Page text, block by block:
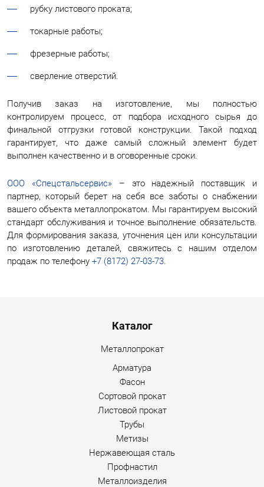
рубку листового проката;
токарные работы;
фрезерные работы;
сверление отверстий.
Получив заказ на изготовление, мы полностью
контролируем процесс, от подбора исходного сырья до
финальной отгрузки готовой конструкции. Такой подход
гарантирует, что даже самый сложный элемент будет
выполнен качественно и в оговоренные сроки.
ООО «Спецстальсервис» – это надежный поставщик и
партнер, который берет на себя все заботы о снабжении
вашего объекта металлопрокатом. Мы гарантируем высокий
стандарт обслуживания и точное выполнение обязательств.
Для формирования заказа, уточнения цен или консультации
по изготовлению деталей, свяжитесь с нашим отделом
продаж по телефону +7 (8172) 27-03-73
Каталог
Металлопрокат
Арматура
Фасон
Сортовой прокат
Листовой прокат
Трубы
Метизы
Нержавеющая сталь
Профнастил
Металлоизделия